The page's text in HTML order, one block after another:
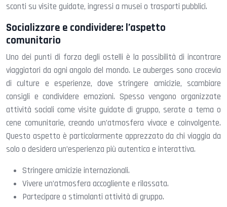
sconti su visite guidate, ingressi a musei o trasporti pubblici.
Socializzare e condividere: l’aspetto
comunitario
Uno dei punti di forza degli ostelli è la possibilità di incontrare
viaggiatori da ogni angolo del mondo. Le auberges sono crocevia
di culture e esperienze, dove stringere amicizie, scambiare
consigli e condividere emozioni. Spesso vengono organizzate
attività sociali come visite guidate di gruppo, serate a tema o
cene comunitarie, creando un’atmosfera vivace e coinvolgente.
Questo aspetto è particolarmente apprezzato da chi viaggia da
solo o desidera un’esperienza più autentica e interattiva.
Stringere amicizie internazionali.
Vivere un’atmosfera accogliente e rilassata.
Partecipare a stimolanti attività di gruppo.